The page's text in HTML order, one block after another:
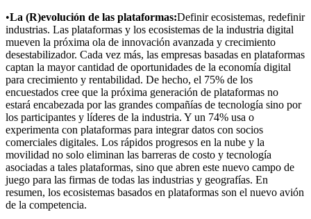
•La (R)evolución de las plataformas:Definir ecosistemas, redefinir
industrias. Las plataformas y los ecosistemas de la industria digital
mueven la próxima ola de innovación avanzada y crecimiento
desestabilizador. Cada vez más, las empresas basadas en plataformas
captan la mayor cantidad de oportunidades de la economía digital
para crecimiento y rentabilidad. De hecho, el 75% de los
encuestados cree que la próxima generación de plataformas no
estará encabezada por las grandes compañías de tecnología sino por
los participantes y líderes de la industria. Y un 74% usa o
experimenta con plataformas para integrar datos con socios
comerciales digitales. Los rápidos progresos en la nube y la
movilidad no solo eliminan las barreras de costo y tecnología
asociadas a tales plataformas, sino que abren este nuevo campo de
juego para las firmas de todas las industrias y geografías. En
resumen, los ecosistemas basados en plataformas son el nuevo avión
de la competencia.